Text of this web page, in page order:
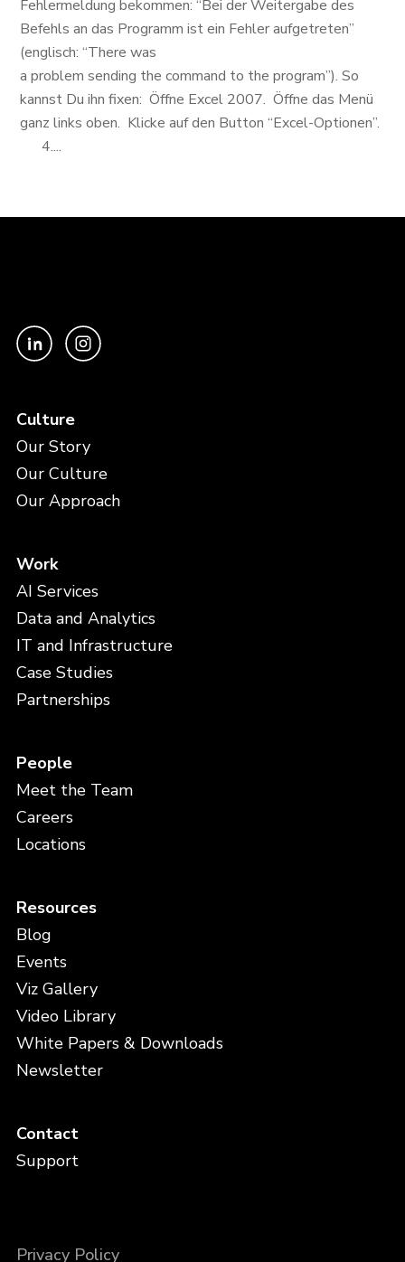
Fehlermeldung bekommen: “Bei der Weitergabe des
Befehls an das Programm ist ein Fehler aufgetreten”
(englisch: “There was
a problem sending the command to the program”). So
kannst Du ihn fixen: Öffne Excel 2007. Öffne das Menü
ganz links oben. Klicke auf den Button “Excel-Optionen”.
4....
Culture
Our Story
Our Culture
Our Approach
Work
AI Services
Data and Analytics
IT and Infrastructure
Case Studies
Partnerships
People
Meet the Team
Careers
Locations
Resources
Blog
Events
Viz Gallery
Video Library
White Papers & Downloads
Newsletter
Contact
Support
Privacy Policy